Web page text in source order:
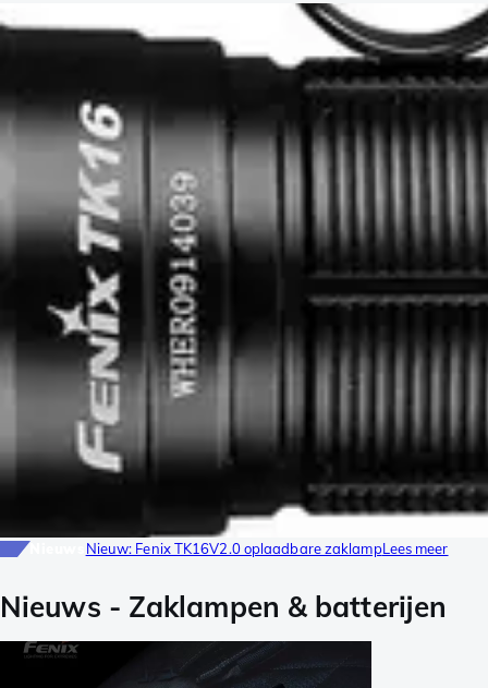
Nieuw: Fenix TK16V2.0 oplaadbare zaklampLees meer
Nieuws - Zaklampen & batterijen